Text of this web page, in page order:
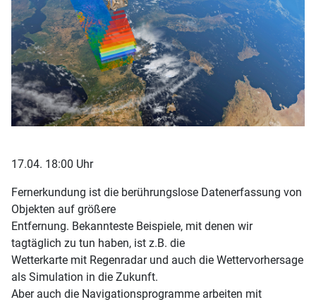
17.04. 18:00 Uhr
Fernerkundung ist die berührungslose Datenerfassung von
Objekten auf größere
Entfernung. Bekannteste Beispiele, mit denen wir
tagtäglich zu tun haben, ist z.B. die
Wetterkarte mit Regenradar und auch die Wettervorhersage
als Simulation in die Zukunft.
Aber auch die Navigationsprogramme arbeiten mit